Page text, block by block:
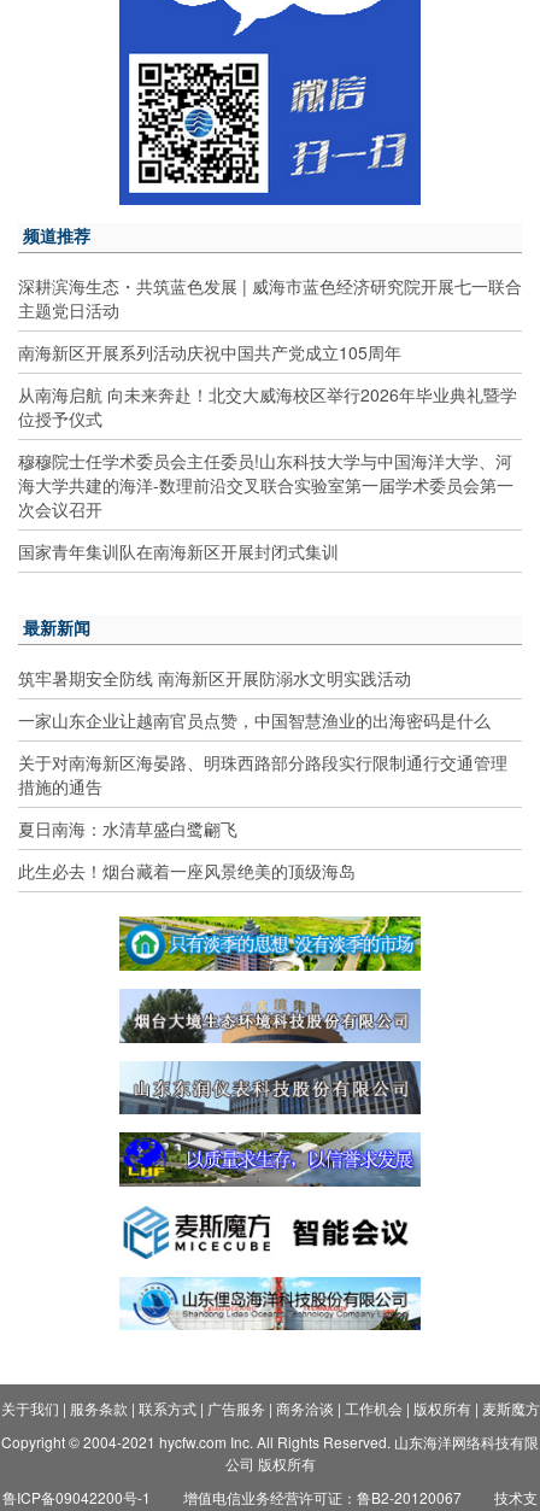
频道推荐
深耕滨海生态・共筑蓝色发展 | 威海市蓝色经济研究院开展七一联合
主题党日活动
南海新区开展系列活动庆祝中国共产党成立105周年
从南海启航 向未来奔赴！北交大威海校区举行2026年毕业典礼暨学
位授予仪式
穆穆院士任学术委员会主任委员!山东科技大学与中国海洋大学、河
海大学共建的海洋-数理前沿交叉联合实验室第一届学术委员会第一
次会议召开
国家青年集训队在南海新区开展封闭式集训
最新新闻
筑牢暑期安全防线 南海新区开展防溺水文明实践活动
一家山东企业让越南官员点赞，中国智慧渔业的出海密码是什么
关于对南海新区海晏路、明珠西路部分路段实行限制通行交通管理
措施的通告
夏日南海：水清草盛白鹭翩飞
此生必去！烟台藏着一座风景绝美的顶级海岛
关于我们 | 服务条款 | 联系方式| 广告服务 | 商务洽谈 | 工作机会| 版权所有| 麦斯魔方
Copyright © 2004-2021 hycfw.com Inc. All Rights Reserved. 山东海洋网络科技有限
公司 版权所有
鲁ICP备09042200号-1
增值电信业务经营许可证：鲁B2-20120067
技术支